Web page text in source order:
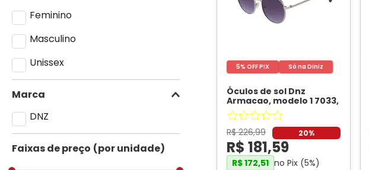
Feminino
Masculino
Unissex
Marca
DNZ
Faixas de preço
5% OFF PIX Só na Diniz
Óculos de sol Dnz
Armacao, modelo 1 7033,
cor C3- DNZ
R$ 226,99 20%
R$ 181,59
R$172,51 no Pix (5%)